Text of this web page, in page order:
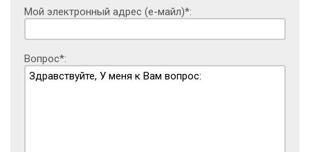
Мой электронный адрес (е-майл)*:
Вопрос*: